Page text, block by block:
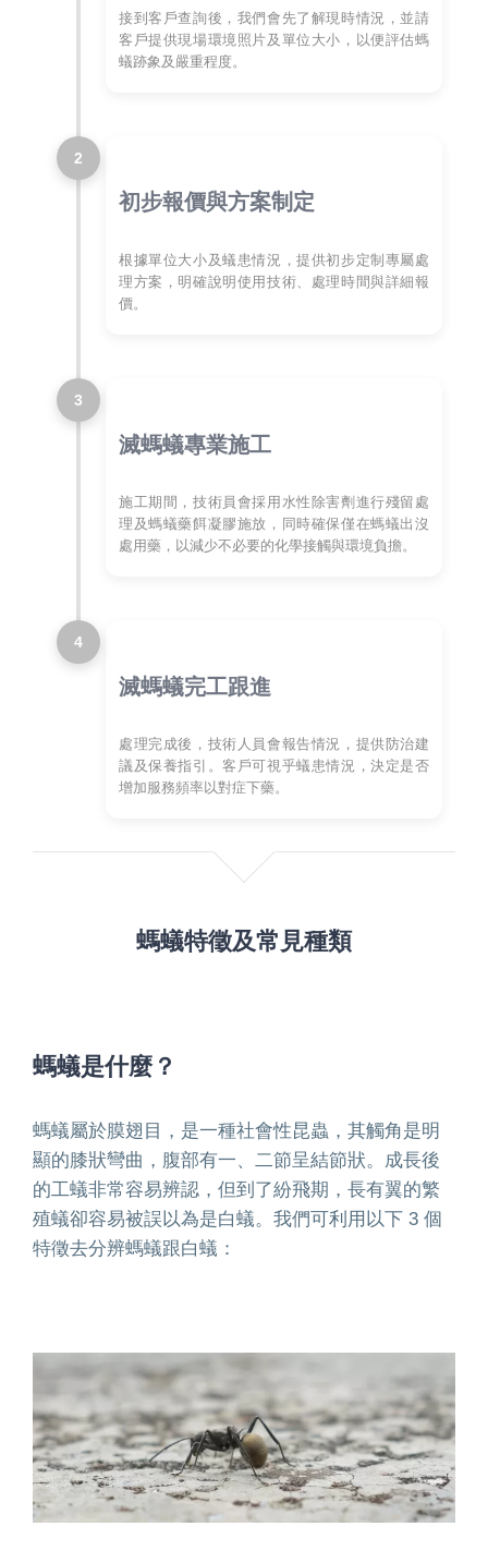
接到客戶查詢後，我們會先了解現時情況，並請
客戶提供現場環境照片及單位大小，以便評估螞
蟻跡象及嚴重程度。
初步報價與方案制定
根據單位大小及蟻患情況，提供初步定制專屬處
理方案，明確說明使用技術、處理時間與詳細報
價。
2
滅螞蟻專業施工
施工期間，技術員會採用水性除害劑進行殘留處
理及螞蟻藥餌凝膠施放，同時確保僅在螞蟻出沒
處用藥，以減少不必要的化學接觸與環境負擔。
3
滅螞蟻完工跟進
處理完成後，技術人員會報告情況，提供防治建
議及保養指引。客戶可視乎蟻患情況，決定是否
增加服務頻率以對症下藥。
4
螞蟻特徵及常見種類
螞蟻是什麼？
螞蟻屬於膜翅目，是一種社會性昆蟲，其觸角是明
顯的膝狀彎曲，腹部有一、二節呈結節狀。成長後
的工蟻非常容易辨認，但到了紛飛期，長有翼的繁
殖蟻卻容易被誤以為是白蟻。我們可利用以下 3 個
特徵去分辨螞蟻跟白蟻：